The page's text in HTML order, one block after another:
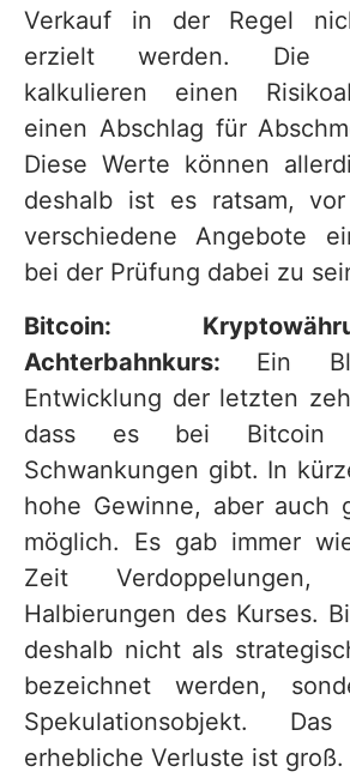
Verkauf in der Regel
erzielt werden. Die
kalkulieren einen
einen Abschlag für
Diese Werte können
deshalb ist es ratsam,
verschiedene Angebote
bei der Prüfung dabei zu
Bitcoin:
Achterbahnkurs: Ein
Entwicklung der letzten
dass es bei Bitcoin
Schwankungen gibt. In
hohe Gewinne, aber auch
möglich. Es gab immer
Zeit
Halbierungen des Kurses.
deshalb nicht als
bezeichnet werden,
Spekulationsobjekt.
erhebliche Verluste ist groß.